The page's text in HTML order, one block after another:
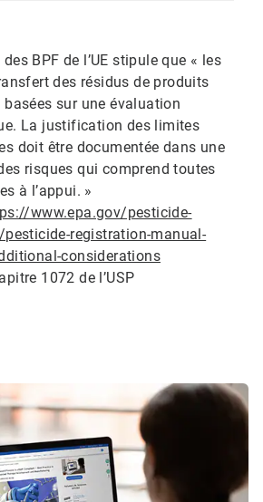
des BPF de l’UE stipule que « les
des résidus de produits
sur une évaluation
La justification des limites
doit être documentée dans une
risques qui comprend toutes
à l’appui. »
www.epa.gov/pesticide-
registration-manual-
considerations
1072 de l’USP